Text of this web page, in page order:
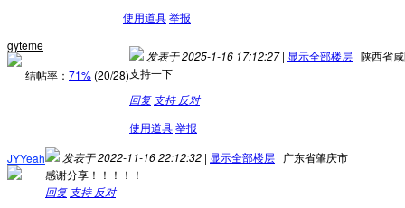
使用道具举报
gyteme
结帖率： 71% (20/28)
发表于 2025-1-16 17:12:27 | 显示全部楼层 陕西省
支持一下
回复 支持 反对
使用道具举报
JYYeah
发表于 2022-11-16 22:12:32 | 显示全部楼层 广东省肇庆市
感谢分享！！！！！
回复 支持 反对